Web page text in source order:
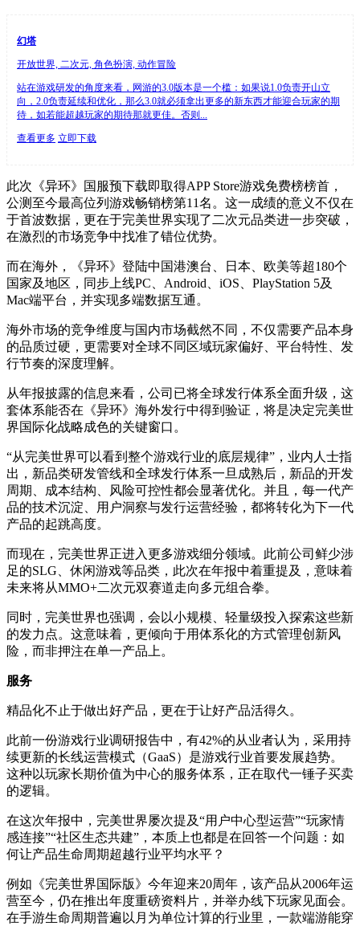
幻塔
开放世界, 二次元, 角色扮演, 动作冒险
站在游戏研发的角度来看，网游的3.0版本是一个槛：如果说1.0负责开山立
向，2.0负责延续和优化，那么3.0就必须拿出更多的新东西才能迎合玩家的期
待，如若能超越玩家的期待那就更佳。否则...
查看更多 立即下载
此次《异环》国服预下载即取得APP Store游戏免费榜榜首，
公测至今最高位列游戏畅销榜第11名。这一成绩的意义不仅在
于首波数据，更在于完美世界实现了二次元品类进一步突破，
在激烈的市场竞争中找准了错位优势。
而在海外，《异环》登陆中国港澳台、日本、欧美等超180个
国家及地区，同步上线PC、Android、iOS、PlayStation 5及
Mac端平台，并实现多端数据互通。
海外市场的竞争维度与国内市场截然不同，不仅需要产品本身
的品质过硬，更需要对全球不同区域玩家偏好、平台特性、发
行节奏的深度理解。
从年报披露的信息来看，公司已将全球发行体系全面升级，这
套体系能否在《异环》海外发行中得到验证，将是决定完美世
界国际化战略成色的关键窗口。
“从完美世界可以看到整个游戏行业的底层规律”，业内人士指
出，新品类研发管线和全球发行体系一旦成熟后，新品的开发
周期、成本结构、风险可控性都会显著优化。并且，每一代产
品的技术沉淀、用户洞察与发行运营经验，都将转化为下一代
产品的起跳高度。
而现在，完美世界正进入更多游戏细分领域。此前公司鲜少涉
足的SLG、休闲游戏等品类，此次在年报中着重提及，意味着
未来将从MMO+二次元双赛道走向多元组合拳。
同时，完美世界也强调，会以小规模、轻量级投入探索这些新
的发力点。这意味着，更倾向于用体系化的方式管理创新风
险，而非押注在单一产品上。
服务
精品化不止于做出好产品，更在于让好产品活得久。
此前一份游戏行业调研报告中，有42%的从业者认为，采用持
续更新的长线运营模式（GaaS）是游戏行业首要发展趋势。
这种以玩家长期价值为中心的服务体系，正在取代一锤子买卖
的逻辑。
在这次年报中，完美世界屡次提及“用户中心型运营”“玩家情
感连接”“社区生态共建”，本质上也都是在回答一个问题：如
何让产品生命周期超越行业平均水平？
例如《完美世界国际版》今年迎来20周年，该产品从2006年运
营至今，仍在推出年度重磅资料片，并举办线下玩家见面会。
在手游生命周期普遍以月为单位计算的行业里，一款端游能穿